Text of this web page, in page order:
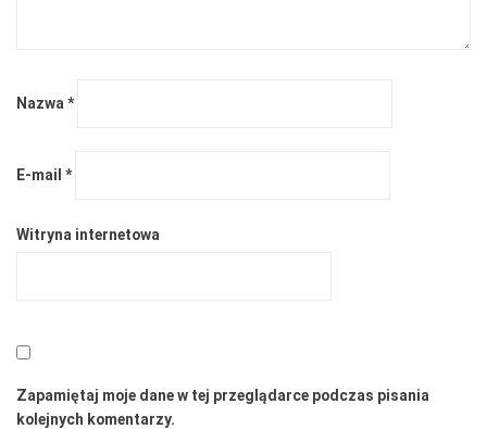
Nazwa *
E-mail *
Witryna internetowa
Zapamiętaj moje dane w tej przeglądarce podczas pisania
kolejnych komentarzy.